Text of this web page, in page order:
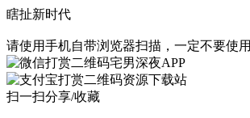
瞎扯新时代
请使用手机自带浏览器扫描，一定不要使
宅男深夜APP
资源下载站
扫一扫分享/收藏